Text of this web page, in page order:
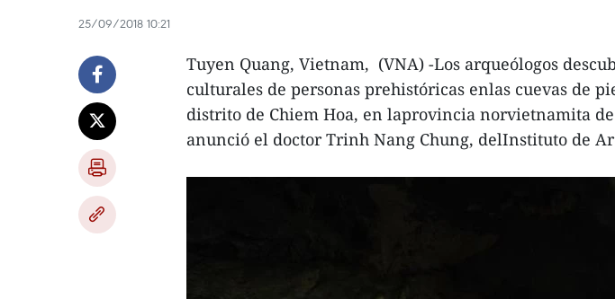
25/09/2018 10:21
Tuyen Quang, Vietnam, (VNA) -Los arqueólogos
culturales de personas prehistóricas enlas cuevas de
distrito de Chiem Hoa, en laprovincia norvietnamita
anunció el doctor Trinh Nang Chung, delInstituto de